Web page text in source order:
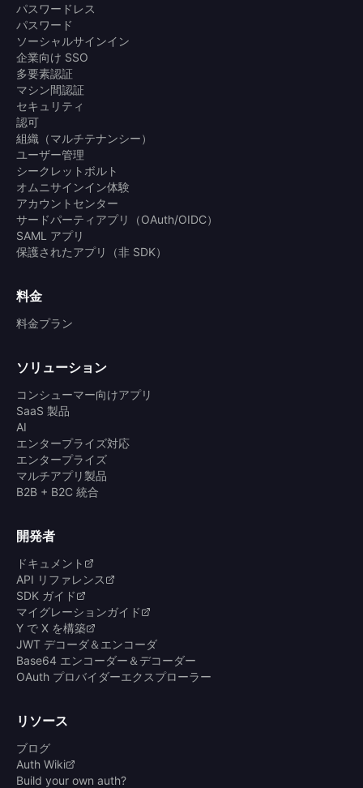
パスワードレス
パスワード
ソーシャルサインイン
企業向け SSO
多要素認証
マシン間認証
セキュリティ
認可
組織（マルチテナンシー）
ユーザー管理
シークレットボルト
オムニサインイン体験
アカウントセンター
サードパーティアプリ（OAuth/OIDC）
SAML アプリ
保護されたアプリ（非 SDK）
料金
料金プラン
ソリューション
コンシューマー向けアプリ
SaaS 製品
AI
エンタープライズ対応
エンタープライズ
マルチアプリ製品
B2B + B2C 統合
開発者
ドキュメント
API リファレンス
SDK ガイド
マイグレーションガイド
Y で X を構築
JWT デコーダ＆エンコーダ
Base64 エンコーダー＆デコーダー
OAuth プロバイダーエクスプローラー
リソース
ブログ
Auth Wiki
Build your own auth?